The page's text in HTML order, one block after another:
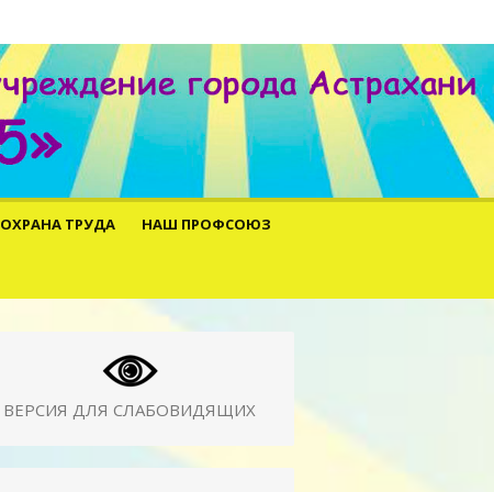
ОХРАНА ТРУДА НАШ ПРОФСОЮЗ
ВЕРСИЯ ДЛЯ СЛАБОВИДЯЩИХ